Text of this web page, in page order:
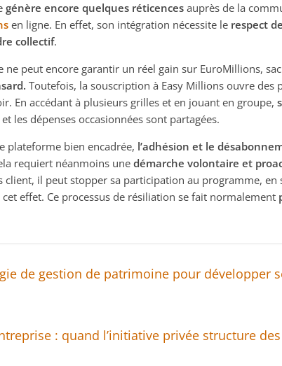
génère encore quelques réticences auprès de la
en ligne. En effet, son intégration nécessite le respect
collectif.
peut encore garantir un réel gain sur EuroMillions,
Toutefois, la souscription à Easy Millions ouvre des
En accédant à plusieurs grilles et en jouant en groupe,
et les dépenses occasionnées sont partagées.
plateforme bien encadrée, l’adhésion et le
requiert néanmoins une démarche volontaire et
client, il peut stopper sa participation au programme, en
effet. Ce processus de résiliation se fait normalement
de gestion de patrimoine pour développer
: quand l’initiative privée structure